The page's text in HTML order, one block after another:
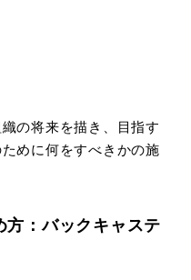
の将来を描き、目指す
めに何をすべきかの施
方：バックキャステ